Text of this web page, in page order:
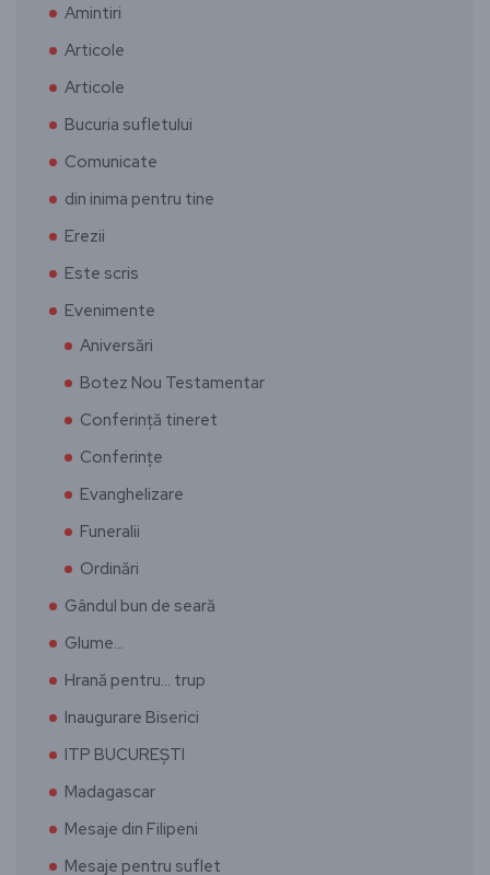
Amintiri
Articole
Articole
Bucuria sufletului
Comunicate
din inima pentru tine
Erezii
Este scris
Evenimente
Aniversări
Botez Nou Testamentar
Conferință tineret
Conferințe
Evanghelizare
Funeralii
Ordinări
Gândul bun de seară
Glume…
Hrană pentru… trup
Inaugurare Biserici
ITP BUCUREȘTI
Madagascar
Mesaje din Filipeni
Mesaje pentru suflet